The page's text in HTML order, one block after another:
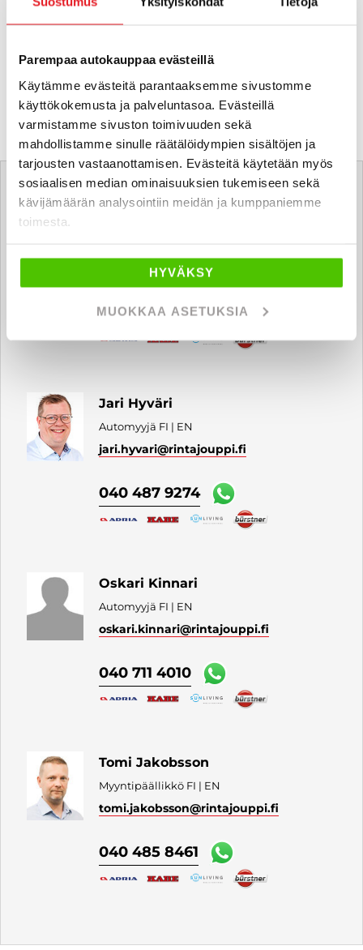
Parempaa autokauppaa evästeillä
Käytämme evästeitä parantaaksemme sivustomme
käyttökokemusta ja palveluntasoa. Evästeillä
varmistamme sivuston toimivuuden sekä
mahdollistamme sinulle räätälöidympien sisältöjen ja
tarjousten vastaanottamisen. Evästeitä käytetään myös
sosiaalisen median ominaisuuksien tukemiseen sekä
kävijämäärän analysointiin meidän ja kumppaniemme
toimesta.
HYVÄKSY
MUOKKAA ASETUKSIA
Tätä ajoneuvoa myy
toni.rask@rintajouppi.fi
040 711 9899
Jari Hyväri
Automyyjä FI | EN
jari.hyvari@rintajouppi.fi
040 487 9274
Oskari Kinnari
Automyyjä FI | EN
oskari.kinnari@rintajouppi.fi
040 711 4010
Tomi Jakobsson
Myyntipäällikkö FI | EN
tomi.jakobsson@rintajouppi.fi
040 485 8461